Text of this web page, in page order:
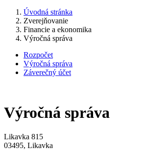
Úvodná stránka
Zverejňovanie
Financie a ekonomika
Výročná správa
Rozpočet
Výročná správa
Záverečný účet
Výročná správa
Likavka 815
03495, Likavka